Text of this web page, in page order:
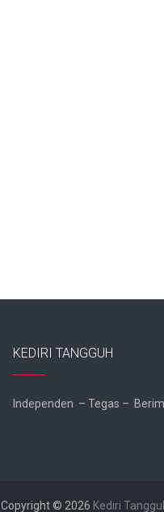
KEDIRI TANGGUH
Independen – Tegas –
Copyright © 2026 Kediri